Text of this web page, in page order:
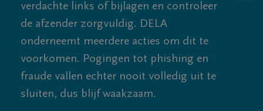
verdachte links of bijlagen en controleer
de afzender zorgvuldig. DELA
onderneemt meerdere acties om dit te
voorkomen. Pogingen tot phishing en
fraude vallen echter nooit volledig uit te
sluiten, dus blijf waakzaam.